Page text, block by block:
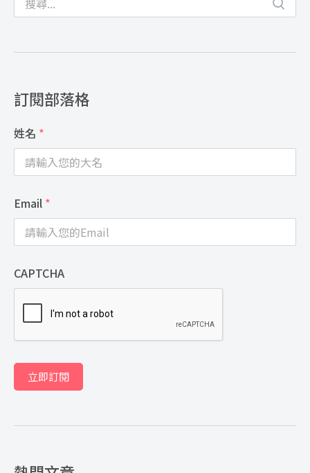
訂閱部落格
姓名 *
Email *
CAPTCHA
立即訂閱